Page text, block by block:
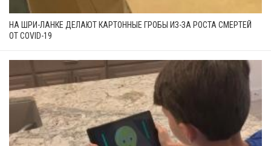
НА ШРИ-ЛАНКЕ ДЕЛАЮТ КАРТОННЫЕ ГРОБЫ ИЗ-ЗА РОСТА СМЕРТЕЙ
ОТ COVID-19